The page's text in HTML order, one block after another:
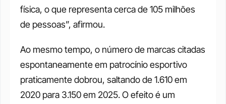
física, o que representa cerca de 105 milhões
de pessoas”, afirmou.
Ao mesmo tempo, o número de marcas citadas
espontaneamente em patrocínio esportivo
praticamente dobrou, saltando de 1.610 em
2020 para 3.150 em 2025. O efeito é um